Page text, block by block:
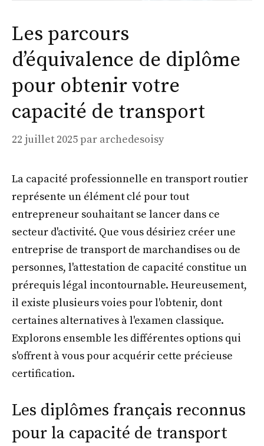
Les parcours
d’équivalence de diplôme
pour obtenir votre
capacité de transport
22 juillet 2025par archedesoisy
La capacité professionnelle en transport routier
représente un élément clé pour tout
entrepreneur souhaitant se lancer dans ce
secteur d'activité. Que vous désiriez créer une
entreprise de transport de marchandises ou de
personnes, l'attestation de capacité constitue un
prérequis légal incontournable. Heureusement,
il existe plusieurs voies pour l'obtenir, dont
certaines alternatives à l'examen classique.
Explorons ensemble les différentes options qui
s'offrent à vous pour acquérir cette précieuse
certification.
Les diplômes français reconnus
pour la capacité de transport